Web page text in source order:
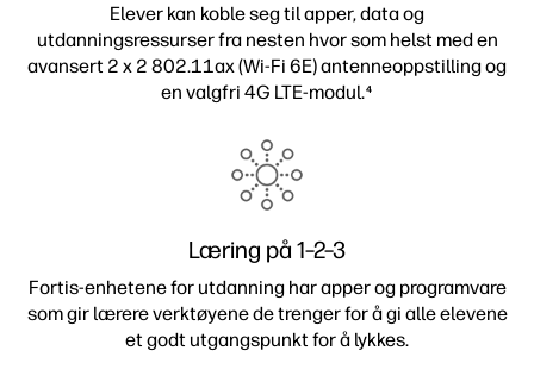
Elever kan koble seg til apper, data og
utdanningsressurser fra nesten hvor som helst med en
avansert 2 x 2 802.11ax (Wi-Fi 6E) antenneoppstilling og
en valgfri 4G LTE-modul.4
Læring på 1–2–3
Fortis-enhetene for utdanning har apper og programvare
som gir lærere verktøyene de trenger for å gi alle elevene
et godt utgangspunkt for å lykkes.